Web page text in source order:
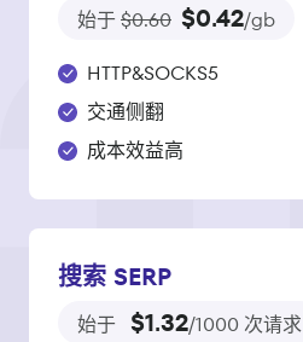
始于$0.60 $0.42/gb
HTTP&SOCKS5
交通侧翻
成本效益高
搜索 SERP
始于 $1.32/1000 次请求